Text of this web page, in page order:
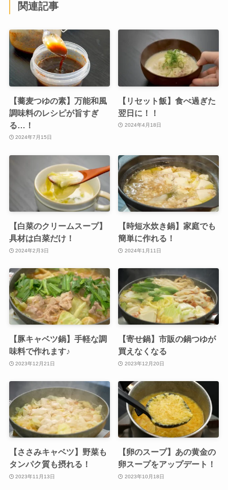
関連記事
【蕎麦つゆの素】万能和風
調味料のレシピが旨すぎ
る…！
2024年7月15日
【リセット飯】食べ過ぎた
翌日に！！
2024年4月18日
【白菜のクリームスープ】
具材は白菜だけ！
2024年2月3日
【時短水炊き鍋】家庭でも
簡単に作れる！
2024年1月11日
【豚キャベツ鍋】手軽な調
味料で作れます♪
2023年12月21日
【寄せ鍋】市販の鍋つゆが
買えなくなる
2023年12月20日
【ささみキャベツ】野菜も
タンパク質も摂れる！
2023年11月13日
【卵のスープ】あの黄金の
卵スープをアップデート！
2023年10月18日